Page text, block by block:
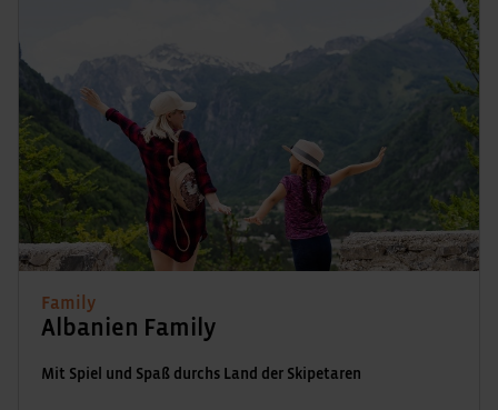
Family
Albanien Family
Mit Spiel und Spaß durchs Land der Skipetaren